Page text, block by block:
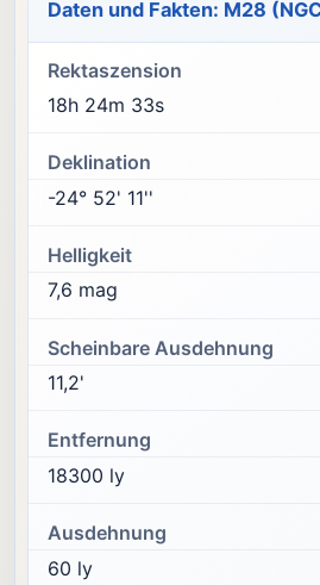
Daten und Fakten: M28
Rektaszension
18h 24m 33s
Deklination
-24° 52' 11''
Helligkeit
7,6 mag
Scheinbare Ausdehnung
11,2'
Entfernung
18300 ly
Ausdehnung
60 ly